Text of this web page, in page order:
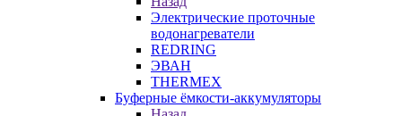
Электрические проточные
водонагреватели
REDRING
ЭВАН
THERMEX
Буферные ёмкости-аккумуляторы